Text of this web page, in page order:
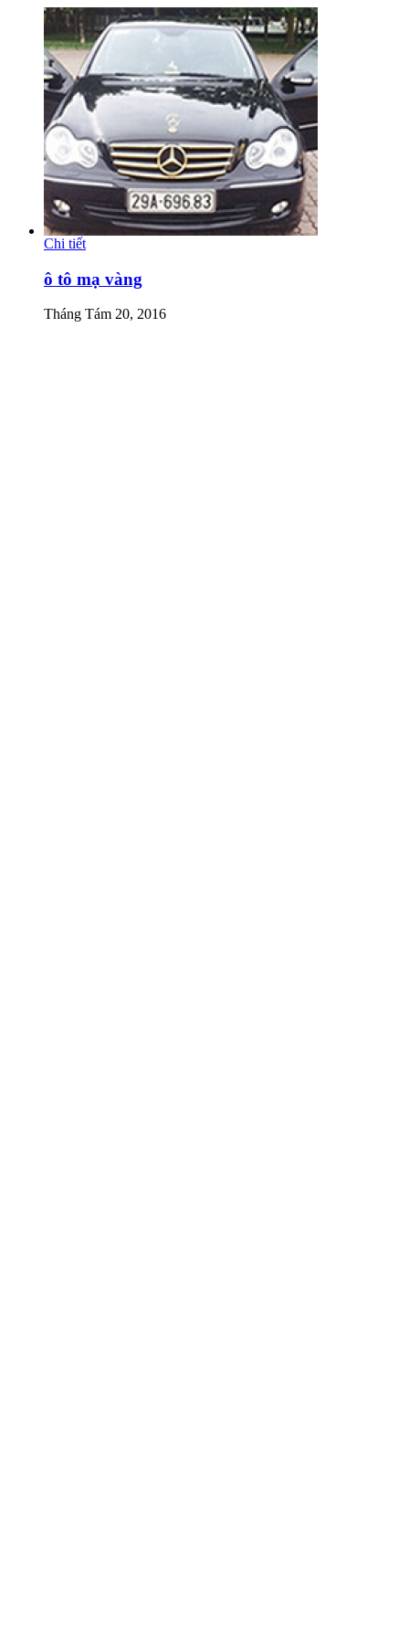
Chi tiết
ô tô mạ vàng
Tháng Tám 20, 2016